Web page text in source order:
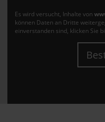
Es wird versucht, Inhalte von
können Daten an Dritte
einverstanden sind, klicken Sie